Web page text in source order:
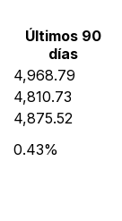
Últimos 90
días
4,968.79
4,810.73
4,875.52
0.43%